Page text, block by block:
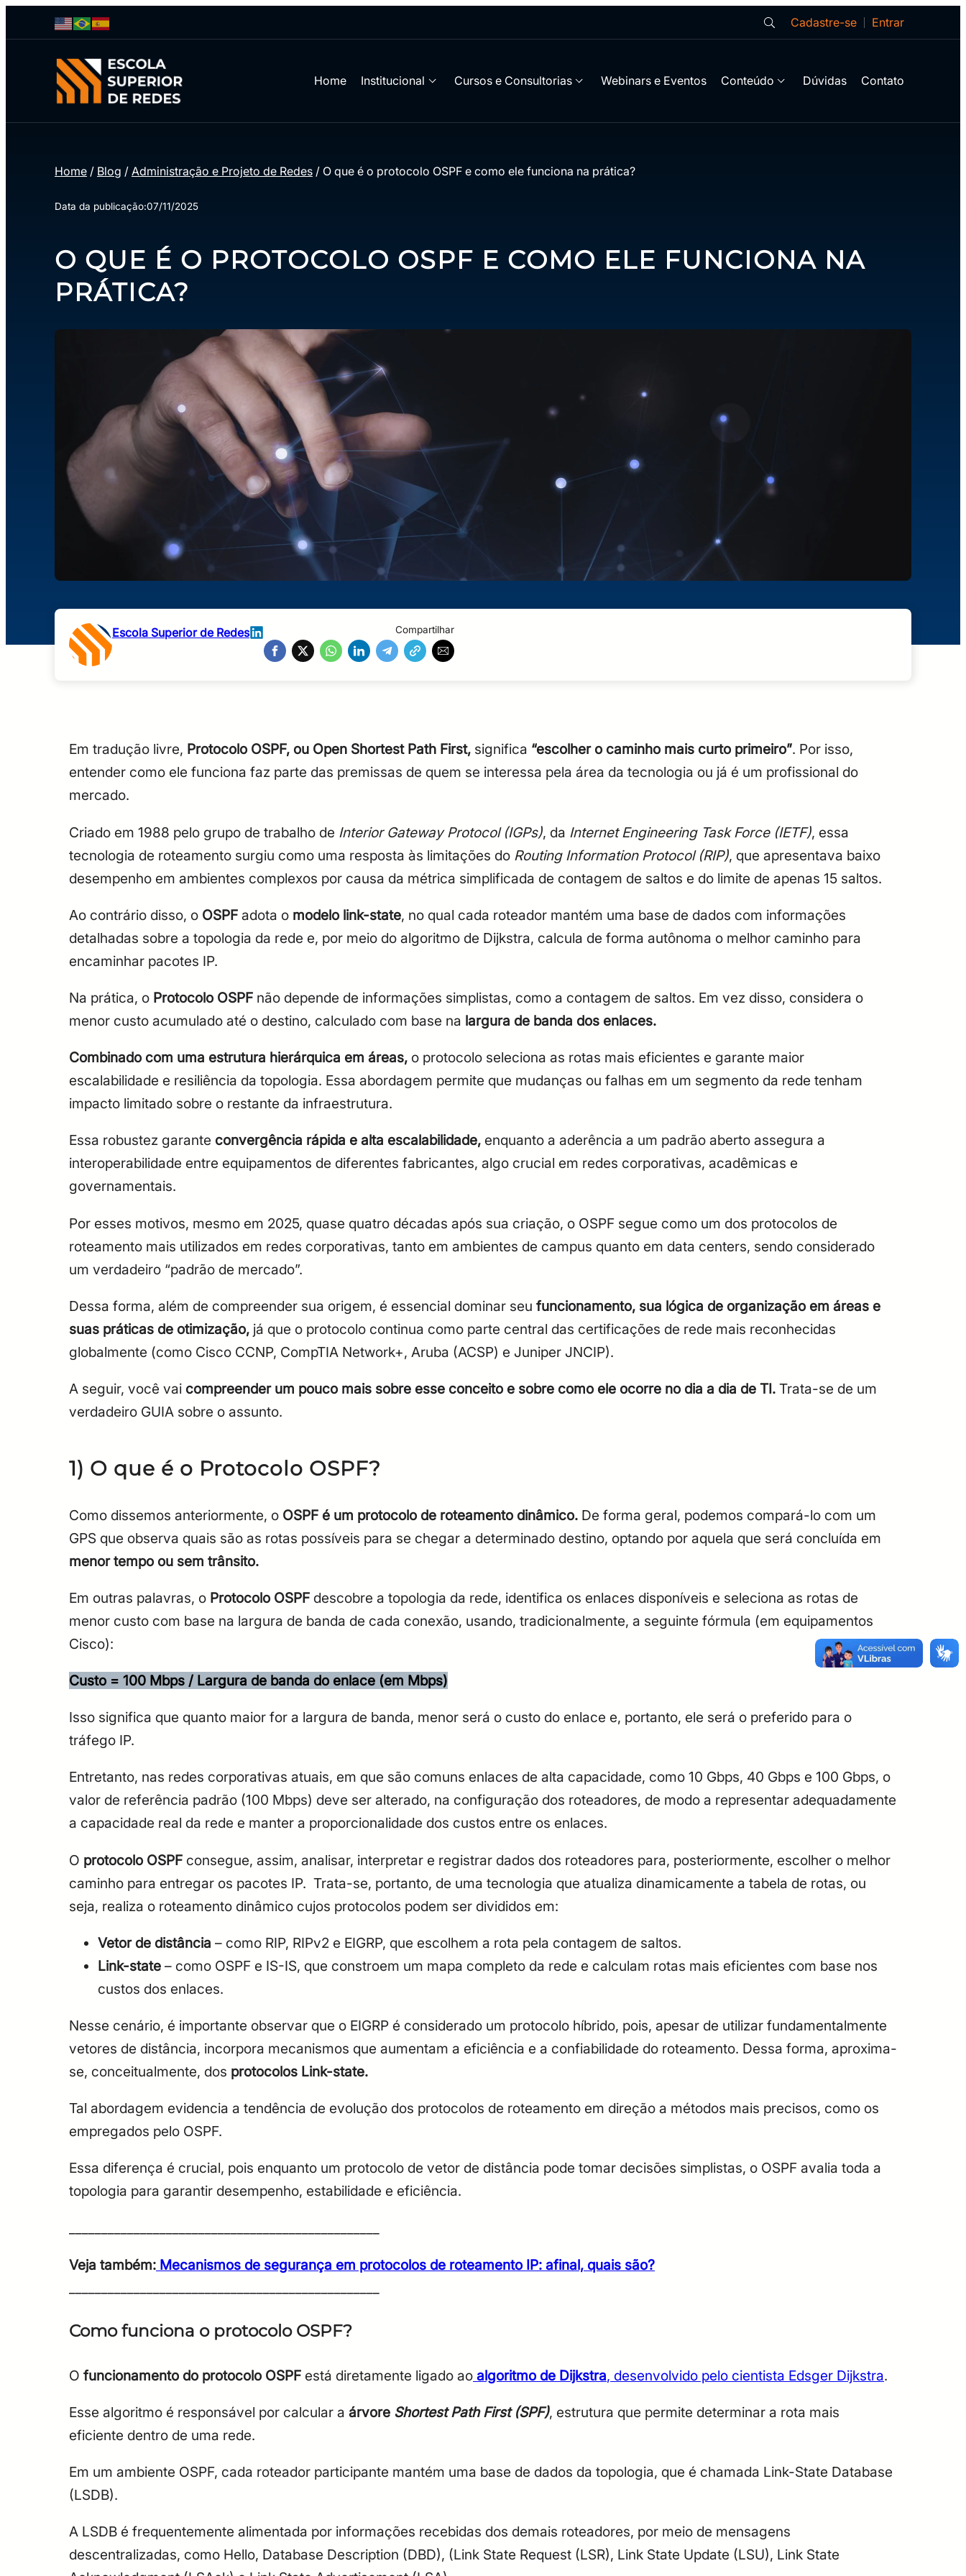
Cadastre-se
CPF Email
Entrar
Home Institucional Cursos e Consultorias Webinars e Eventos Conteúdo Dúvidas Contato
Digite sua senha
Home / Blog / Administração e Projeto de Redes / O que é o protocolo OSPF e como ele funciona na prática?
Data da publicação:07/11/2025
O QUE É O PROTOCOLO OSPF E COMO ELE FUNCIONA NA
PRÁTICA?
Escola Superior de Redes Compartilhar
Em tradução livre, Protocolo OSPF, ou Open Shortest Path First, significa “escolher o caminho mais curto primeiro”. Por isso,
entender como ele funciona faz parte das premissas de quem se interessa pela área da tecnologia ou já é um profissional do
mercado.
Criado em 1988 pelo grupo de trabalho de Interior Gateway Protocol (IGPs), da Internet Engineering Task Force (IETF), essa
tecnologia de roteamento surgiu como uma resposta às limitações do Routing Information Protocol (RIP), que apresentava baixo
desempenho em ambientes complexos por causa da métrica simplificada de contagem de saltos e do limite de apenas 15 saltos.
Ao contrário disso, o OSPF adota o modelo link-state, no qual cada roteador mantém uma base de dados com informações
detalhadas sobre a topologia da rede e, por meio do algoritmo de Dijkstra, calcula de forma autônoma o melhor caminho para
encaminhar pacotes IP.
Na prática, o Protocolo OSPF não depende de informações simplistas, como a contagem de saltos. Em vez disso, considera o
menor custo acumulado até o destino, calculado com base na largura de banda dos enlaces.
Combinado com uma estrutura hierárquica em áreas, o protocolo seleciona as rotas mais eficientes e garante maior
escalabilidade e resiliência da topologia. Essa abordagem permite que mudanças ou falhas em um segmento da rede tenham
impacto limitado sobre o restante da infraestrutura.
Essa robustez garante convergência rápida e alta escalabilidade, enquanto a aderência a um padrão aberto assegura a
interoperabilidade entre equipamentos de diferentes fabricantes, algo crucial em redes corporativas, acadêmicas e
governamentais.
Por esses motivos, mesmo em 2025, quase quatro décadas após sua criação, o OSPF segue como um dos protocolos de
roteamento mais utilizados em redes corporativas, tanto em ambientes de campus quanto em data centers, sendo considerado
um verdadeiro “padrão de mercado”.
Dessa forma, além de compreender sua origem, é essencial dominar seu funcionamento, sua lógica de organização em áreas e
suas práticas de otimização, já que o protocolo continua como parte central das certificações de rede mais reconhecidas
globalmente (como Cisco CCNP, CompTIA Network+, Aruba (ACSP) e Juniper JNCIP).
A seguir, você vai compreender um pouco mais sobre esse conceito e sobre como ele ocorre no dia a dia de TI. Trata-se de um
verdadeiro GUIA sobre o assunto.
1) O que é o Protocolo OSPF?
Como dissemos anteriormente, o OSPF é um protocolo de roteamento dinâmico. De forma geral, podemos compará-lo com um
GPS que observa quais são as rotas possíveis para se chegar a determinado destino, optando por aquela que será concluída em
menor tempo ou sem trânsito.
Em outras palavras, o Protocolo OSPF descobre a topologia da rede, identifica os enlaces disponíveis e seleciona as rotas de
menor custo com base na largura de banda de cada conexão, usando, tradicionalmente, a seguinte fórmula (em equipamentos
Cisco):
Custo = 100 Mbps / Largura de banda do enlace (em Mbps)
Isso significa que quanto maior for a largura de banda, menor será o custo do enlace e, portanto, ele será o preferido para o
tráfego IP.
Entretanto, nas redes corporativas atuais, em que são comuns enlaces de alta capacidade, como 10 Gbps, 40 Gbps e 100 Gbps, o
valor de referência padrão (100 Mbps) deve ser alterado, na configuração dos roteadores, de modo a representar adequadamente
a capacidade real da rede e manter a proporcionalidade dos custos entre os enlaces.
O protocolo OSPF consegue, assim, analisar, interpretar e registrar dados dos roteadores para, posteriormente, escolher o melhor
caminho para entregar os pacotes IP. Trata-se, portanto, de uma tecnologia que atualiza dinamicamente a tabela de rotas, ou
seja, realiza o roteamento dinâmico cujos protocolos podem ser divididos em:
Vetor de distância – como RIP, RIPv2 e EIGRP, que escolhem a rota pela contagem de saltos.
Link-state – como OSPF e IS-IS, que constroem um mapa completo da rede e calculam rotas mais eficientes com base nos
custos dos enlaces.
Nesse cenário, é importante observar que o EIGRP é considerado um protocolo híbrido, pois, apesar de utilizar fundamentalmente
vetores de distância, incorpora mecanismos que aumentam a eficiência e a confiabilidade do roteamento. Dessa forma, aproxima-
se, conceitualmente, dos protocolos Link-state.
Tal abordagem evidencia a tendência de evolução dos protocolos de roteamento em direção a métodos mais precisos, como os
empregados pelo OSPF.
Essa diferença é crucial, pois enquanto um protocolo de vetor de distância pode tomar decisões simplistas, o OSPF avalia toda a
topologia para garantir desempenho, estabilidade e eficiência.
Veja também: Mecanismos de segurança em protocolos de roteamento IP: afinal, quais são?
Como funciona o protocolo OSPF?
O funcionamento do protocolo OSPF está diretamente ligado ao algoritmo de Dijkstra, desenvolvido pelo cientista Edsger Dijkstra.
Esse algoritmo é responsável por calcular a árvore Shortest Path First (SPF), estrutura que permite determinar a rota mais
eficiente dentro de uma rede.
Em um ambiente OSPF, cada roteador participante mantém uma base de dados da topologia, que é chamada Link-State Database
(LSDB).
A LSDB é frequentemente alimentada por informações recebidas dos demais roteadores, por meio de mensagens
descentralizadas, como Hello, Database Description (DBD), (Link State Request (LSR), Link State Update (LSU), Link State